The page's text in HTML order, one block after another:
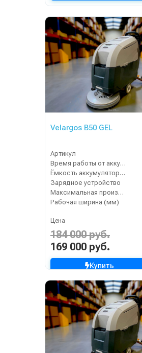
Velargos B50 GEL
Артикул
Время работы от аккумуляторов (ч)
Ёмкость аккумулятора (Ач)
Зарядное устройство
Максимальная производительность (кв.м/час)
Рабочая ширина (мм)
Цена
184 000 руб.
169 000 руб.
Купить